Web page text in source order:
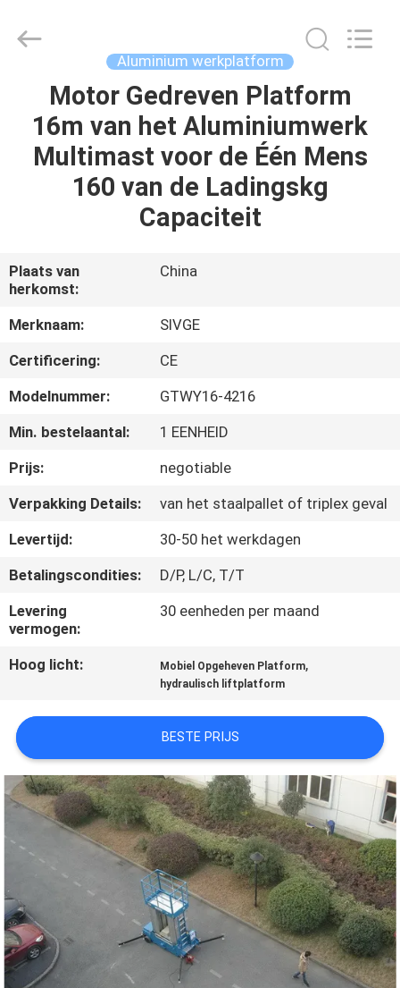
HUIS
PRODUCTEN
ONGEVEER
ONS
FABRIEKSREIS
KWALITEITSCONTROLE
CONTACTEER
ONS
VERZOEK
OM EEN
CITAAT
SITEMAP
PRIVACY
POLICY
LTD.
Aluminium werkplatform
Motor Gedreven Platform
16m van het Aluminiumwerk
Multimast voor de Één Mens
160 van de Ladingskg
Capaciteit
Plaats van
herkomst:
China
Merknaam:
SIVGE
Certificering:
CE
Modelnummer:
GTWY16-4216
Min. bestelaantal:
1 EENHEID
Prijs:
negotiable
Verpakking Details:
van het staalpallet of triplex geval
Levertijd:
30-50 het werkdagen
Betalingscondities:
D/P, L/C, T/T
Levering
vermogen:
30 eenheden per maand
Hoog licht: Mobiel Opgeheven Platform,
hydraulisch liftplatform
BESTE PRIJS